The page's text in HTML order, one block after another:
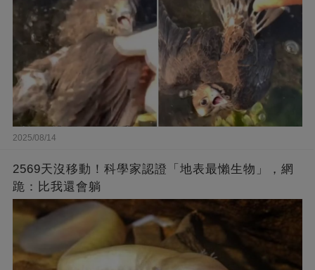
2025/08/14
2569天沒移動！科學家認證「地表最懶生物」，網
跪：比我還會躺